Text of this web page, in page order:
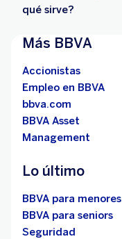
qué sirve?
Más BBVA
Accionistas
Empleo en BBVA
bbva.com
BBVA Asset
Management
Lo último
BBVA para menores
BBVA para seniors
Seguridad